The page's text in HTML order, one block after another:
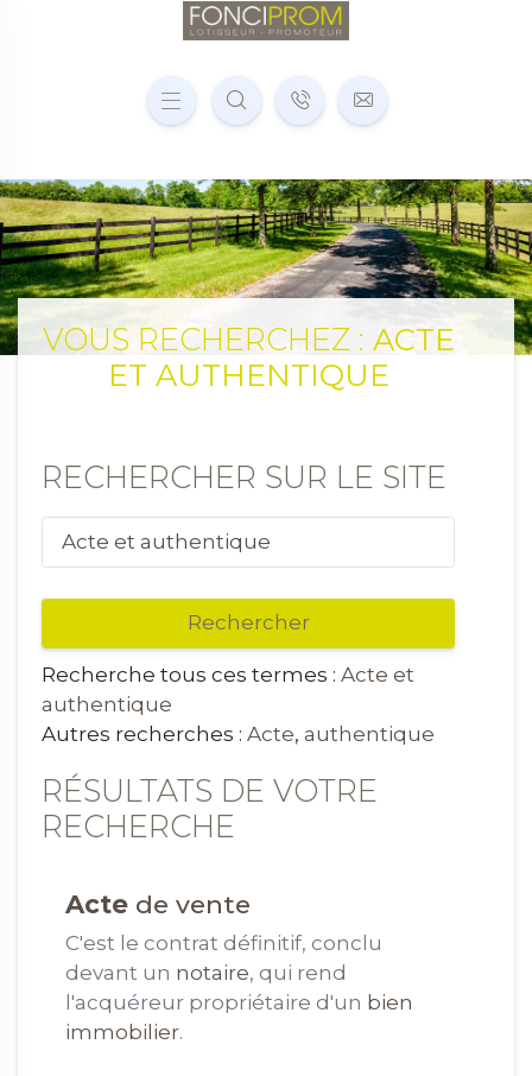
VOUS RECHERCHEZ : ACTE
ET AUTHENTIQUE
RECHERCHER SUR LE SITE
Votre recherche
Recherche tous ces termes : Acte et
authentique
Autres recherches : Acte, authentique
RÉSULTATS DE VOTRE
RECHERCHE
Acte de vente
C'est le contrat définitif, conclu
devant un notaire, qui rend
l'acquéreur propriétaire d'un bien
immobilier.